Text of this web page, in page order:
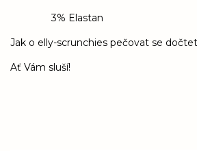
3% Elastan
Jak o elly-scrunchies pečovat se
Ať Vám sluší!